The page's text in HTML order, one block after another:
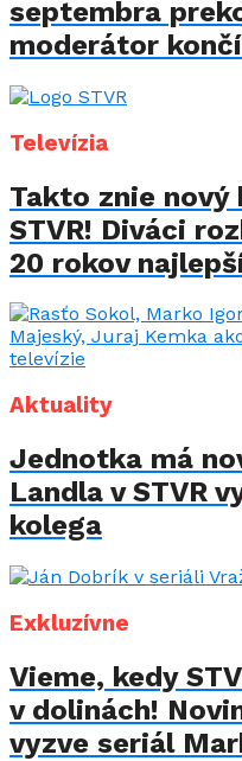
septembra
moderátor
Televízia
Takto znie nový
STVR! Diváci
20 rokov
Aktuality
Jednotka má
Landla v STVR
kolega
Exkluzívne
Vieme, kedy
v dolinách!
vyzve seriál